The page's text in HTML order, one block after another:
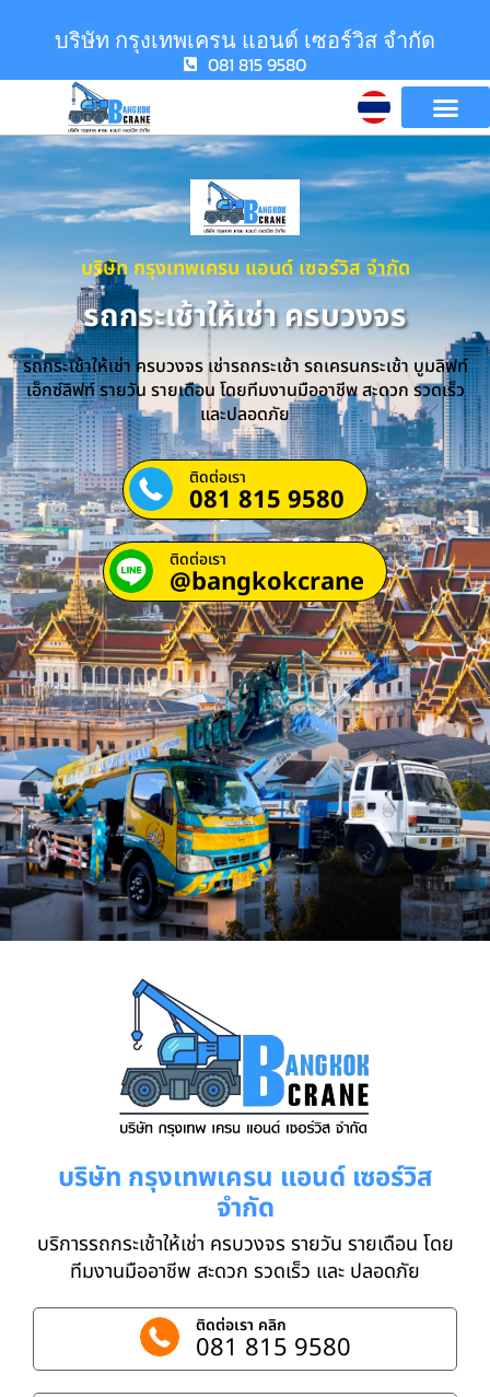
บริษัท กรุงเทพเครน แอนด์ เซอร์วิส จำกัด
081 815 9580
บริษัท กรุงเทพเครน แอนด์ เซอร์วิส จำกัด
รถกระเช้าให้เช่า ครบวงจร
รถกระเช้าให้เช่า ครบวงจร เช่ารถกระเช้า รถเครนกระเช้า บูมลิฟท์
เอ็กซ์ลิฟท์ รายวัน รายเดือน โดยทีมงานมืออาชีพ สะดวก รวดเร็ว
และปลอดภัย
ติดต่อเรา
081 815 9580
ติดต่อเรา
@bangkokcrane
บริษัท กรุงเทพเครน แอนด์ เซอร์วิส
จำกัด
บริการรถกระเช้าให้เช่า ครบวงจร รายวัน รายเดือน โดย
ทีมงานมืออาชีพ สะดวก รวดเร็ว และ ปลอดภัย
ติดต่อเรา คลิก
081 815 9580